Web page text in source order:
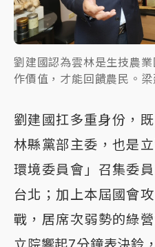
劉建國認為雲林是生技農
作價值，才能回饋農民。
劉建國扛多重身份，­
林縣黨部主委，也是
環境委員會」召集委
台北；加上本屆國會
戰，居席次弱勢的綠